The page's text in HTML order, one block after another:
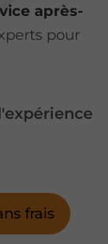
après-
pour
frais